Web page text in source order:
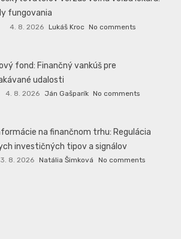
fungovania
4. 8. 2026 Lukáš Kroc No comments
fond: Finančný vankúš pre
udalosti
4. 8. 2026 Ján Gašparík No comments
na finančnom trhu: Regulácia
investičných tipov a signálov
3. 8. 2026 Natália Šimková No comments